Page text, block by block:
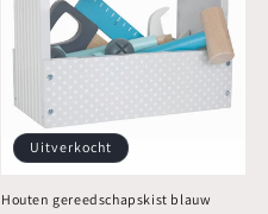
Uitverkocht
Houten gereedschapskist blauw